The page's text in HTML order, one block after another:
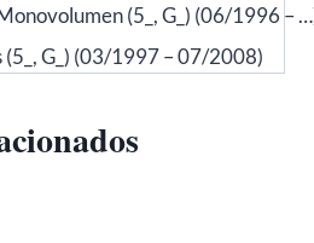
(5_, G_) (06/1996 –
G_) (03/1997 – 07/2008)